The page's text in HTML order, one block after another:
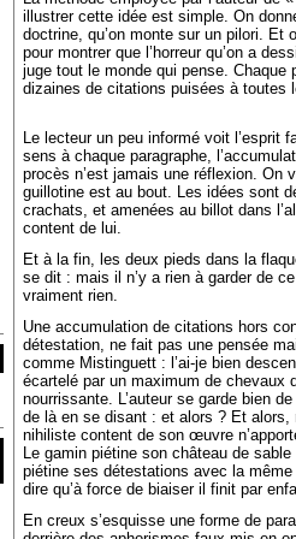
illustrer cette idée est simple. On
doctrine, qu’on monte sur un pilori. Et
pour montrer que l’horreur qu’on a
juge tout le monde qui pense.
dizaines de citations puisées à toutes
Le lecteur un peu informé voit l’esprit
sens à chaque paragraphe,
procès n’est jamais une réflexion. On
guillotine est au bout. Les idées sont
crachats, et amenées au billot dans
content de lui.
Et à la fin, les deux pieds dans la
se dit : mais il n’y a rien à garder de
vraiment rien.
Une accumulation de citations hors
détestation, ne fait pas une pensée
comme Mistinguett : l’ai-je bien
écartelé par un maximum de chevaux
nourrissante. L’auteur se garde bien
de là en se disant : et alors ? Et
nihiliste content de son œuvre
Le gamin piétine son château de sable
piétine ses détestations avec la
dire qu’à force de biaiser il finit par
En creux s’esquisse une forme de